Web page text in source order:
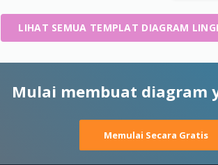
LIHAT SEMUA TEMPLAT DIAGRAM
Mulai membuat diagram
Memulai Secara Gratis